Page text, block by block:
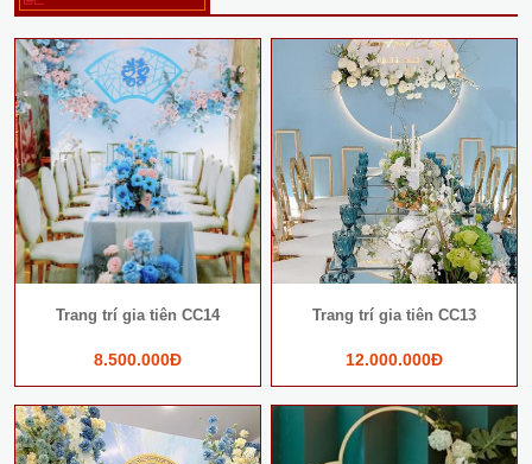
Trang trí gia tiên CC14
8.500.000Đ
Trang trí gia tiên CC13
12.000.000Đ